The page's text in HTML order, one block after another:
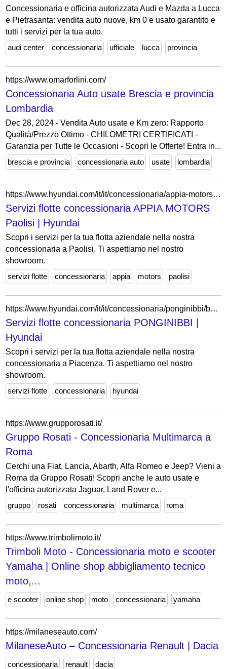
Concessionaria e officina autorizzata Audi e Mazda a Lucca
e Pietrasanta: vendita auto nuove, km 0 e usato garantito e
tutti i servizi per la tua auto.
audi center
concessionaria ufficiale lucca provincia
https://www.omarforlini.com/
Concessionaria Auto usate Brescia e provincia
Lombardia
Dec 28, 2024 - Vendita Auto usate e Km zero: Rapporto
Qualità/Prezzo Ottimo - CHILOMETRI CERTIFICATI -
Garanzia per Tutte le Occasioni - Scopri le Offerte! Entra in...
brescia e provincia
concessionaria auto usate lombardia
https://www.hyundai.com/it/it/concessionaria/appia-motors/business.html
Servizi flotte concessionaria APPIA MOTORS
Paolisi | Hyundai
Scopri i servizi per la tua flotta aziendale nella nostra
concessionaria a Paolisi. Ti aspettiamo nel nostro
showroom.
servizi flotte
concessionaria appia motors paolisi
https://www.hyundai.com/it/it/concessionaria/ponginibbi/business.html
Servizi flotte concessionaria PONGINIBBI |
Hyundai
Scopri i servizi per la tua flotta aziendale nella nostra
concessionaria a Piacenza. Ti aspettiamo nel nostro
showroom.
servizi flotte
concessionaria hyundai
https://www.grupporosati.it/
Gruppo Rosati - Concessionaria Multimarca a
Roma
Cerchi una Fiat, Lancia, Abarth, Alfa Romeo e Jeep? Vieni a
Roma da Gruppo Rosati! Scopri anche le auto usate e
l'officina autorizzata Jaguar, Land Rover e...
gruppo
rosati concessionaria multimarca roma
https://www.trimbolimoto.it/
Trimboli Moto - Concessionaria moto e scooter
Yamaha | Online shop abbigliamento tecnico
moto,...
e scooter online shop moto concessionaria yamaha
https://milaneseauto.com/
MilaneseAuto – Concessionaria Renault | Dacia
concessionaria renault dacia